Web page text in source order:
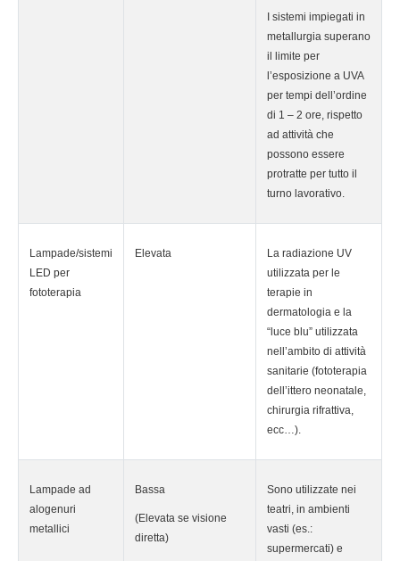
I sistemi impiegati in
metallurgia superano
il limite per
l’esposizione a UVA
per tempi dell’ordine
di 1 – 2 ore, rispetto
ad attività che
possono essere
protratte per tutto il
turno lavorativo.
Lampade/sistemi
LED per
fototerapia
Elevata
La radiazione UV
utilizzata per le
terapie in
dermatologia e la
“luce blu” utilizzata
nell’ambito di attività
sanitarie (fototerapia
dell’ittero neonatale,
chirurgia rifrattiva,
ecc…).
Lampade ad
alogenuri
metallici
Bassa
(Elevata se visione
diretta)
Sono utilizzate nei
teatri, in ambienti
vasti (es.:
supermercati) e